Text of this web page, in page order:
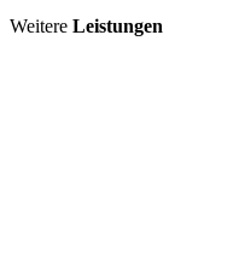
Weitere Leistungen